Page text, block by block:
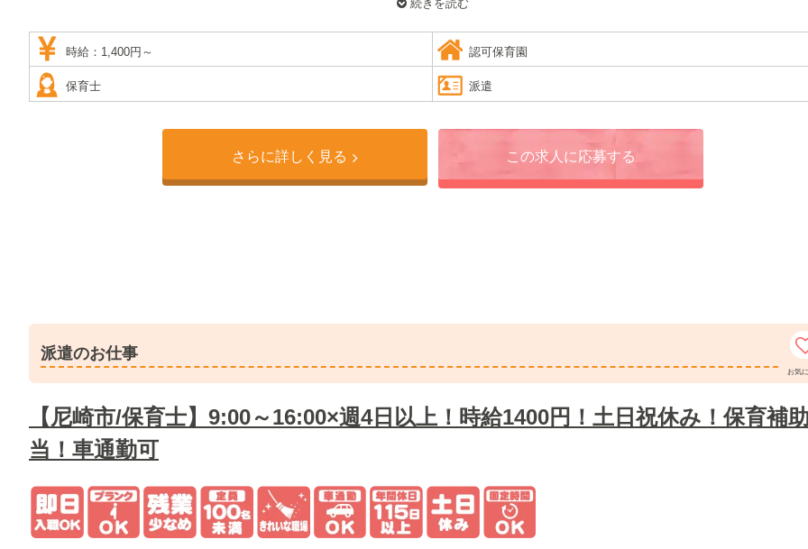
続きを読む
時給：1,400円～ 認可保育園
保育士 派遣
さらに詳しく見る この求人に応募する
派遣のお仕事
お気
【尼崎市/保育士】9:00～16:00×週4日以上！時給1400円！土日祝休み！保育補
当！車通勤可